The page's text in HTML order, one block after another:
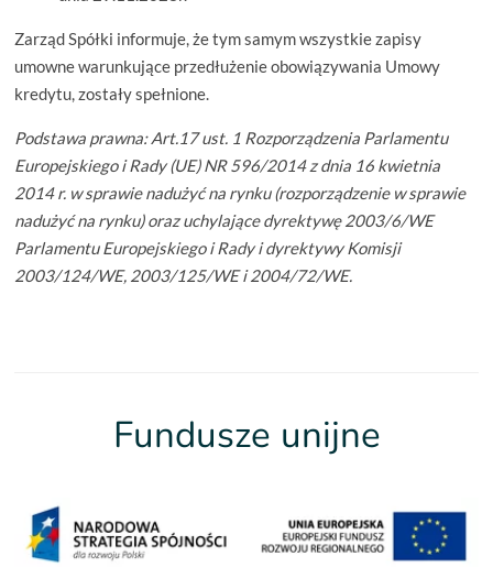
Zarząd Spółki informuje, że tym samym wszystkie zapisy
umowne warunkujące przedłużenie obowiązywania Umowy
kredytu, zostały spełnione.
Podstawa prawna: Art.17 ust. 1 Rozporządzenia Parlamentu
Europejskiego i Rady (UE) NR 596/2014 z dnia 16 kwietnia
2014 r. w sprawie nadużyć na rynku (rozporządzenie w sprawie
nadużyć na rynku) oraz uchylające dyrektywę 2003/6/WE
Parlamentu Europejskiego i Rady i dyrektywy Komisji
2003/124/WE, 2003/125/WE i 2004/72/WE.
Fundusze unijne